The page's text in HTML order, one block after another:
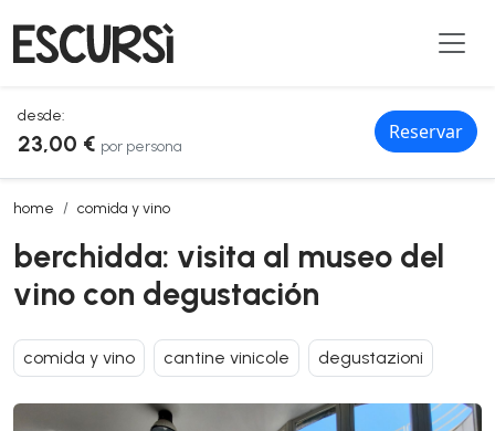
desde:
23,00 € por persona
Reservar
home comida y vino
berchidda: visita al museo del vino con degustación
berchidda: visita al museo del
vino con degustación
comida y vino cantine vinicole degustazioni